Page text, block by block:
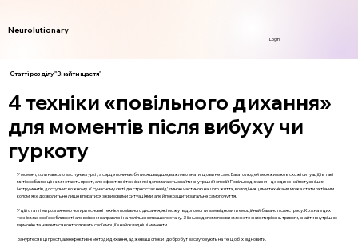
Neurolutionary
Login
Статті розділу "Знайти щастя"
4 техніки «повільного дихання»
для моментів після вибуху чи
гуркоту
У момент, коли навколо вас лунає гуркіт, а серце починає битися швидше, важливо знати, що ви не самі. Багато людей переживають схожі ситуації, і в такі
миті особливо цінними стають прості, але ефективні техніки, які допомагають знайти внутрішній спокій. Повільне дихання – це один з найпотужніших
інструментів, доступних кожному. У сучасному світі, де стрес стає невід'ємною частиною нашого життя, володіння цими техніками може стати рятівним
колом, яке дозволить не лише впоратися з кризовими ситуаціями, але й покращити загальне самопочуття.
У цій статті ми розглянемо чотири основні техніки повільного дихання, які можуть допомогти вам відновити емоційний баланс після стресу. Кожна з цих
технік має свої особливості, але всі вони направлені на поліпшення вашого стану. З їхньою допомогою ви зможете знизити рівень тривоги, знайти внутрішню
гармонію та навчитися контролювати свої емоції в найскладніші моменти.
Зануртеся в ці прості, але ефективні методи дихання, адже ваш спокій і добробут заслуговують на те, щоб їх відновити.